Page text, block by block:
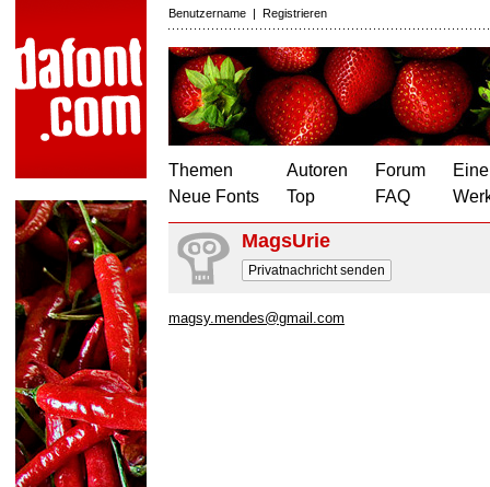
Benutzername | Registrieren
Themen
Neue Fonts
Autoren
Top
Forum
FAQ
MagsUrie
Privatnachricht senden
magsy.mendes@gmail.com